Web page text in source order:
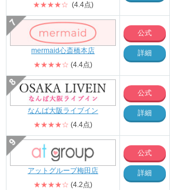
★★★★☆ (4.4点)
mermaid心斎橋本店
★★★★☆ (4.4点)
公式
詳細
なんば大阪ライブイン
★★★★☆ (4.4点)
公式
詳細
アットグループ梅田店
★★★★☆ (4.2点)
公式
詳細